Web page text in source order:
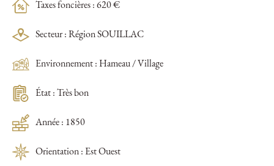
Taxes foncières : 620 €
Secteur : Région SOUILLAC
Environnement : Hameau / Village
État : Très bon
Année : 1850
Orientation : Est Ouest